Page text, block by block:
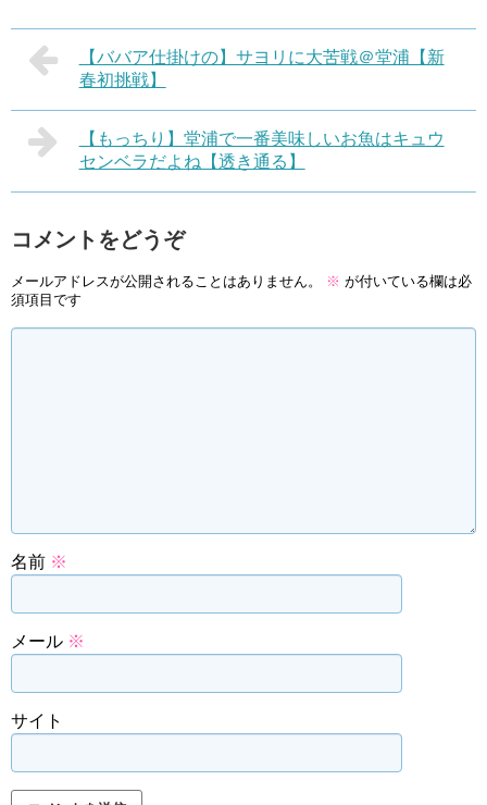
【ババア仕掛けの】サヨリに大苦戦＠堂浦【新
春初挑戦】
【もっちり】堂浦で一番美味しいお魚はキュウ
センベラだよね【透き通る】
コメントをどうぞ
メールアドレスが公開されることはありません。 ※ が付いている欄は必
須項目です
名前 ※
メール ※
サイト